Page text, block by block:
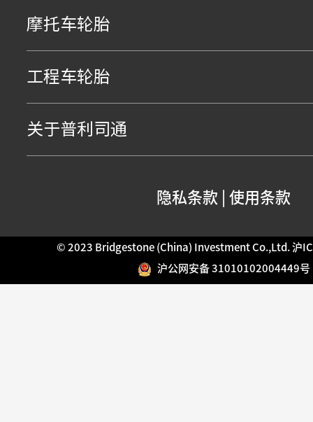
摩托车轮胎
工程车轮胎
关于普利司通
隐私条款 | 使用条款
© 2023 Bridgestone (China) Investment Co.,Ltd.沪
沪公网安备 31010102004449号